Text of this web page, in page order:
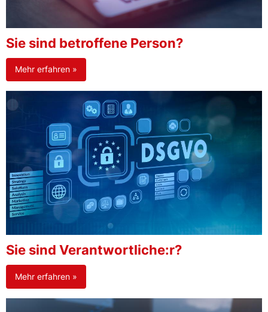
Sie sind betroffene Person?
Mehr erfahren »
Sie sind Verantwortliche:r?
Mehr erfahren »